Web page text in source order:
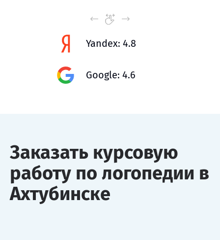
Yandex: 4.8
Google: 4.6
Заказать курсовую
работу по логопедии в
Ахтубинске